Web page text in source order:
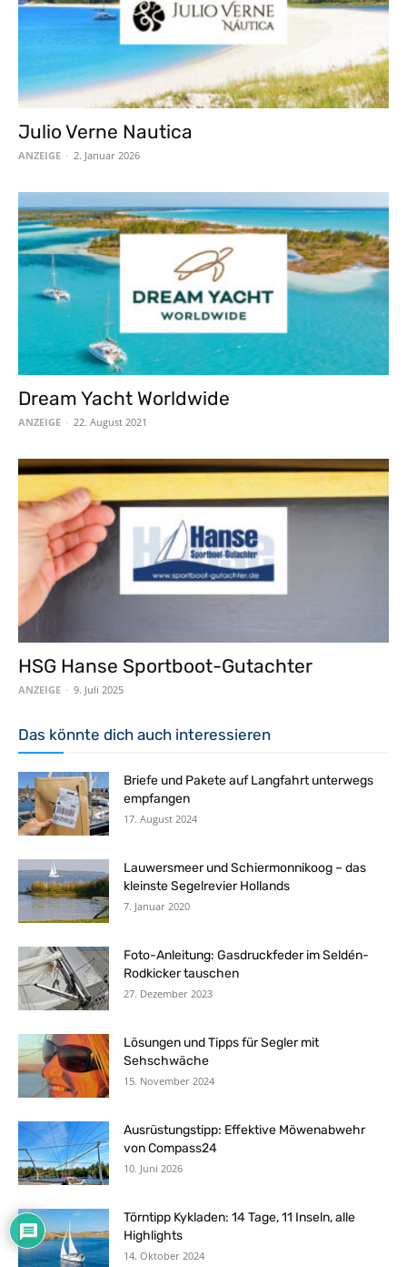
Julio Verne Nautica
ANZEIGE - 2. Januar 2026
Dream Yacht Worldwide
ANZEIGE - 22. August 2021
HSG Hanse Sportboot-Gutachter
ANZEIGE - 9. Juli 2025
Das könnte dich auch interessieren
Briefe und Pakete auf Langfahrt unterwegs
empfangen
17. August 2024
Lauwersmeer und Schiermonnikoog – das
kleinste Segelrevier Hollands
7. Januar 2020
Foto-Anleitung: Gasdruckfeder im Seldén-
Rodkicker tauschen
27. Dezember 2023
Lösungen und Tipps für Segler mit
Sehschwäche
15. November 2024
Ausrüstungstipp: Effektive Möwenabwehr
von Compass24
10. Juni 2026
Törntipp Kykladen: 14 Tage, 11 Inseln, alle
Highlights
14. Oktober 2024